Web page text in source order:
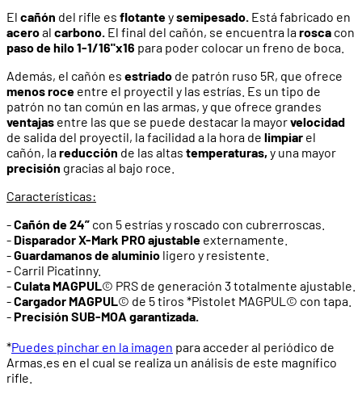
El cañón del rifle es flotanteysemipesado. Está fabricado en
aceroal carbono. El final del cañón, se encuentra larosca con
paso de hilo 1-1/16"x16 para poder colocar un freno de boca.
Además, el cañón es estriado de patrón ruso 5R, que ofrece
menos roce entre el proyectil y las estrías. Es un tipo de
patrón no tan común en las armas, y que ofrece grandes
ventajas entre las que se puede destacar la mayorvelocidad
de salida del proyectil, la facilidad a la hora de limpiar el
cañón, lareducción de las altas temperaturas, y una mayor
precisión gracias al bajo roce.
Características:
-Cañón de 24” con 5 estrías y roscado con cubrerroscas.
- Disparador X-Mark PRO ajustable externamente.
-Guardamanos de aluminio ligero y resistente.
- Carril Picatinny.
-Culata MAGPUL © PRS de generación 3 totalmente ajustable.
-Cargador MAGPUL © de 5 tiros *Pistolet MAGPUL© con tapa.
-Precisión SUB-MOA garantizada.
*Puedes pinchar en la imagen para acceder al periódico de
Armas.es en el cual se realiza un análisis de este magnífico
rifle.